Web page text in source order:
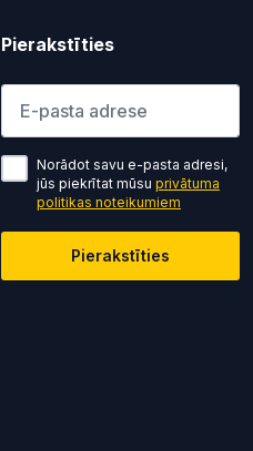
Pierakstīties
Lūdzu ievadiet e-pasta adresi
Norādot savu e-pasta adresi,
jūs piekrītat mūsu privātuma
politikas noteikumiem
Pierakstīties